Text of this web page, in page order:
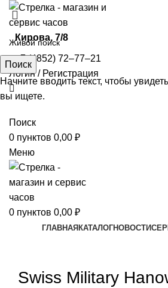
​Кирова, 7/8
+7 (4852) 72‒77‒21
Логин / Регистрация
Поиск
0 пунктов 0,00 ₽
Меню
0 пунктов 0,00 ₽
ГЛАВНАЯ КАТАЛОГНОВОСТИ
Swiss Military
Поиск
Начните вводить текст, чтобы
вы ищете.